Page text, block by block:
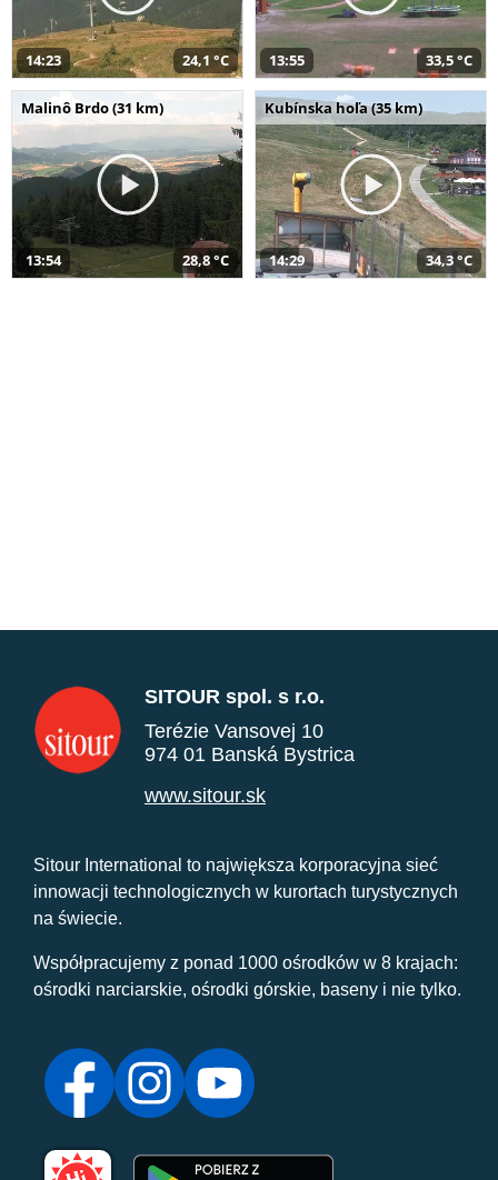
14:23 24,1 °C 13:55 33,5 °C
Malinô Brdo (31 km)
13:54 28,8 °C
Kubínska hoľa (35 km)
14:29 34,3 °C
SITOUR spol. s r.o.
Terézie Vansovej 10
974 01 Banská Bystrica
www.sitour.sk
Sitour International to największa korporacyjna sieć
innowacji technologicznych w kurortach turystycznych
na świecie.
Współpracujemy z ponad 1000 ośrodków w 8 krajach:
ośrodki narciarskie, ośrodki górskie, baseny i nie tylko.